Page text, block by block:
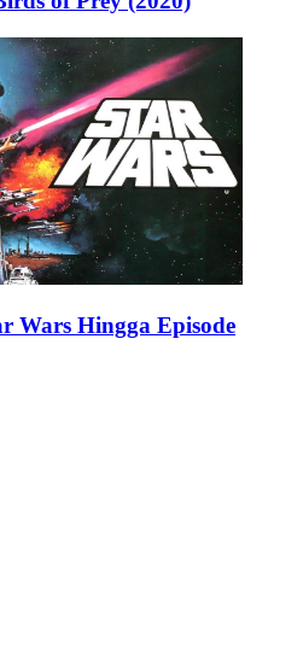
Wars Hingga Episode